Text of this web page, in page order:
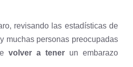
revisando las estadísticas de
muchas personas preocupadas
volver a tener un embarazo